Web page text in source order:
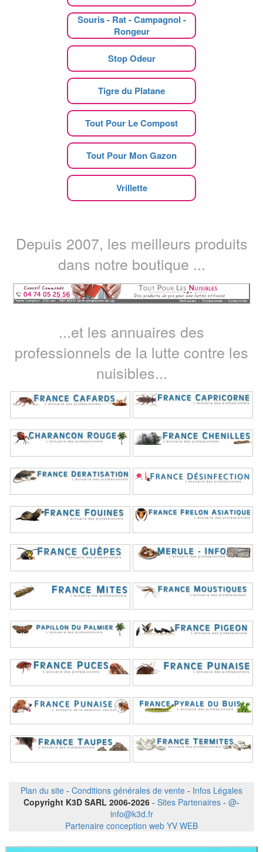
Souris - Rat - Campagnol -
Rongeur
Stop Odeur
Tigre du Platane
Tout Pour Le Compost
Tout Pour Mon Gazon
Vrillette
Depuis 2007, les meilleurs produits
dans notre boutique ...
...et les annuaires des
professionnels de la lutte contre les
nuisibles...
Plan du site - Conditions générales de vente - Infos Légales
Copyright K3D SARL 2006-2026 - Sites Partenaires - @-
info@k3d.fr
Partenaire conception web YV WEB